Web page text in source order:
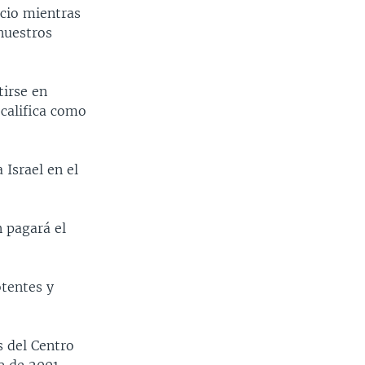
mientras
en
como
Israel en el
pagará el
y
del Centro